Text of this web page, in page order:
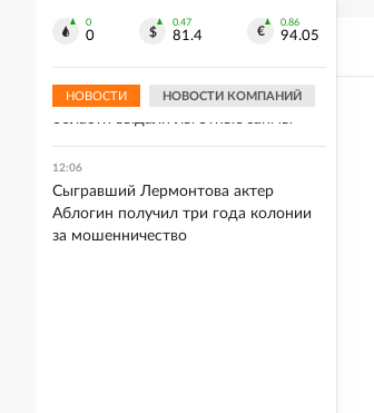
0
0
0.47
81.4
0.86
94.05
НОВОСТИ НОВОСТИ КОМПАНИЙ
устроил 14-летний ученик
Бизнесу на востоке Калининградской
области выдали льготные займы
12:06
Сыгравший Лермонтова актер
Аблогин получил три года колонии
за мошенничество